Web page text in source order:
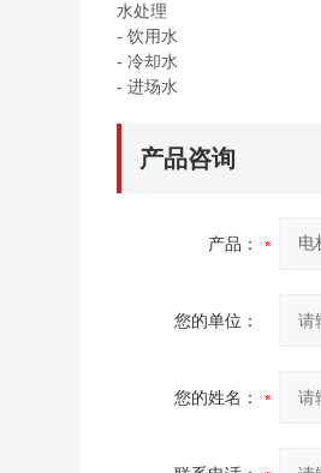
水处理
- 饮用水
- 冷却水
- 进场水
产品咨询
产品：
您的单位：
您的姓名：